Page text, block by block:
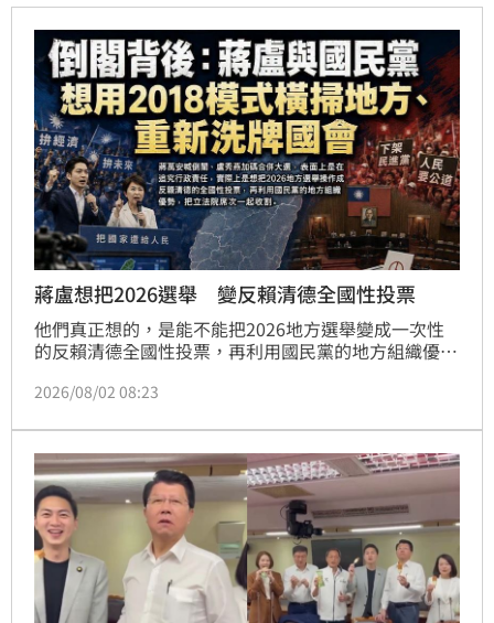
蔣盧想把2026選舉 變反賴清德全國性投票
他們真正想的，是能不能把2026地方選舉變成一次性
的反賴清德全國性投票，再利用國民黨的地方組織優
2026/08/02 08:23